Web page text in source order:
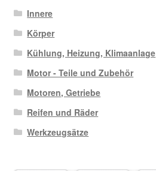
Innere
Körper
Kühlung, Heizung, Klimaanlage
Motor - Teile und Zubehör
Motoren, Getriebe
Reifen und Räder
Werkzeugsätze